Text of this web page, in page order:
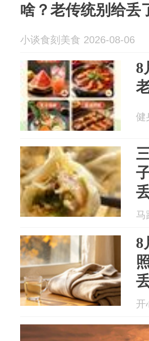
啥？老传统别给丢
小谈食刻美食 2026-08-06
8
健
马
8
开